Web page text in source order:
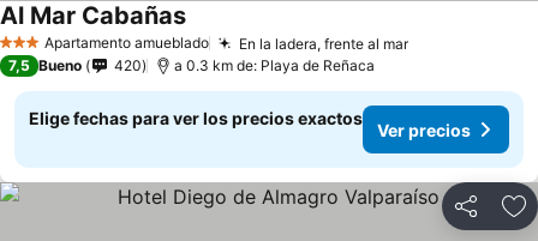
3 EstrellasApartamento amueblado En la ladera, frente al mar
Al Mar Cabañas
7,5 Bueno 420 a 0.3 km de: Playa de Reñaca
Elige fechas para ver los precios exactos
Ver precios
Compartir